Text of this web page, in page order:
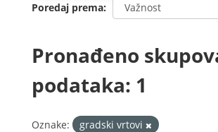
Poredaj prema
Pronađeno
podataka: 1
Oznake:
gradski vrtovi